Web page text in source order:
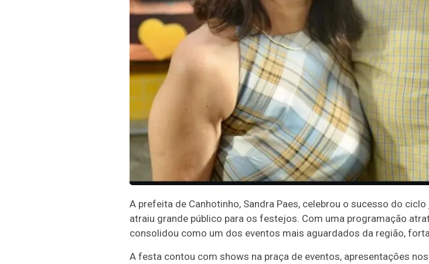
A prefeita de Canhotinho, Sandra Paes, celebrou o sucesso do
atraiu grande público para os festejos. Com uma programação
consolidou como um dos eventos mais aguardados da região,
A festa contou com shows na praça de eventos, apresentações